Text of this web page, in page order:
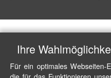
Ihre
Für ein optimales Webseiten-